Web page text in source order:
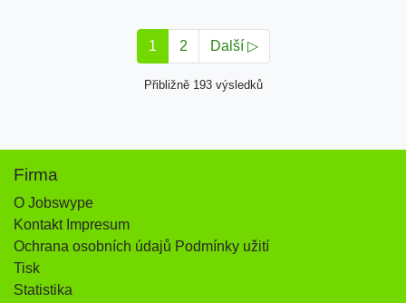
1 2 Další ▷
Přibližně 193 výsledků
Firma
O Jobswype
Kontakt Impresum
Ochrana osobních údajů Podmínky užití
Tisk
Statistika